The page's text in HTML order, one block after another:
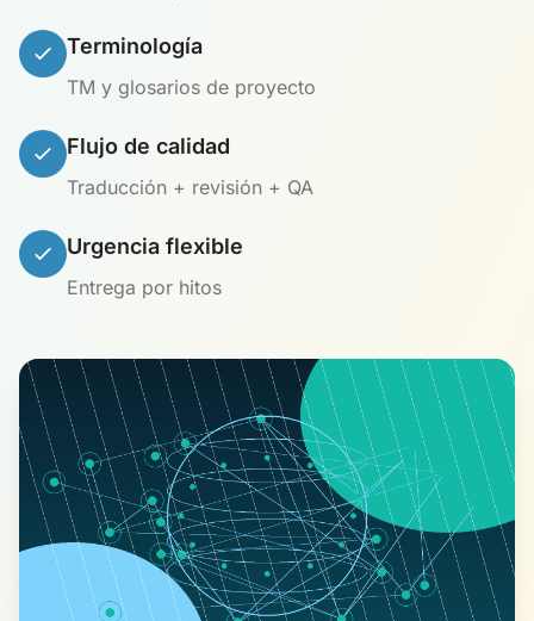
Terminología
TM y glosarios de proyecto
Flujo de calidad
Traducción + revisión + QA
Urgencia flexible
Entrega por hitos